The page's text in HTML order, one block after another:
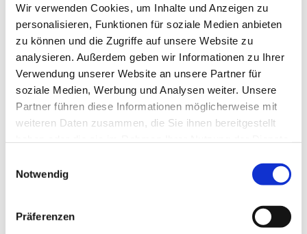
Wir verwenden Cookies, um Inhalte und Anzeigen zu
personalisieren, Funktionen für soziale Medien anbieten
zu können und die Zugriffe auf unsere Website zu
analysieren. Außerdem geben wir Informationen zu Ihrer
Verwendung unserer Website an unsere Partner für
soziale Medien, Werbung und Analysen weiter. Unsere
Partner führen diese Informationen möglicherweise mit
weiteren Daten zusammen, die Sie ihnen bereitgestellt
Notwendig
Präferenzen
Dies könnte Sie auch
interessieren